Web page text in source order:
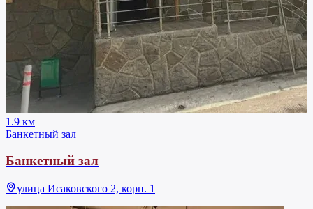
1.9 км
Банкетный зал
Банкетный зал
улица Исаковского 2, корп. 1